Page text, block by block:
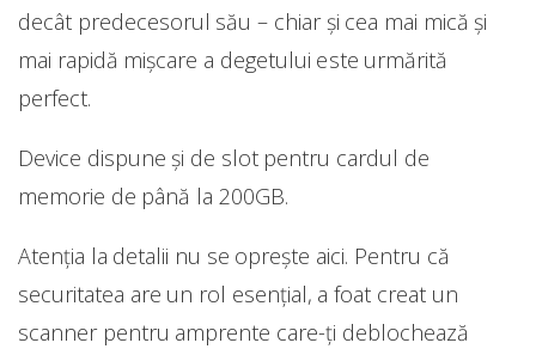
decât predecesorul său – chiar şi cea mai mică și
mai rapidă mişcare a degetului este urmărită
perfect.
Device dispune și de slot pentru cardul de
memorie de până la 200GB.
Atenţia la detalii nu se opreşte aici. Pentru că
securitatea are un rol esenţial, a foat creat un
scanner pentru amprente care-ți deblochează